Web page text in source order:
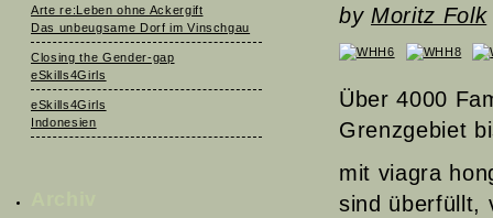
by Moritz Folk
Über 4000
Grenzgebiet
mit viagra
sind überfüllt,
Arte re:Leben ohne Ackergift
Das unbeugsame Dorf im Vinschgau
Closing the Gender-gap
eSkills4Girls
eSkills4Girls
Indonesien